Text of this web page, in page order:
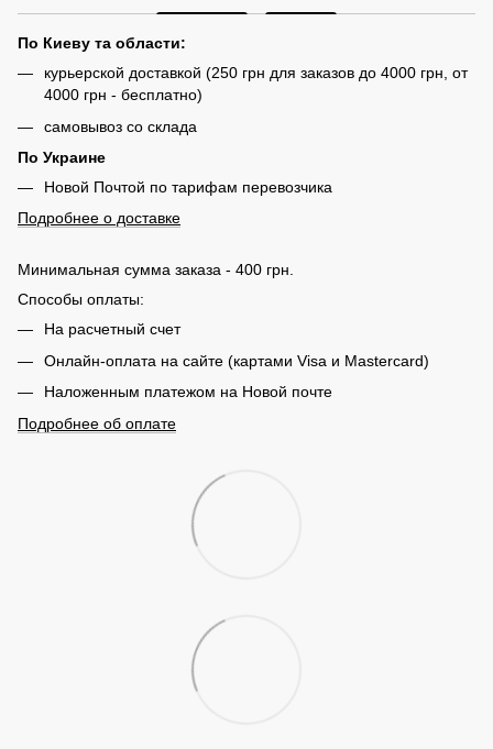
По Киеву та области:
курьерской доставкой (250 грн для заказов до 4000 грн, от
4000 грн - бесплатно)
самовывоз со склада
По Украине
Новой Почтой по тарифам перевозчика
Подробнее о доставке
Минимальная сумма заказа - 400 грн.
Способы оплаты:
На расчетный счет
Онлайн-оплата на сайте (картами Visa и Mastercard)
Наложенным платежом на Новой почте
Подробнее об оплате